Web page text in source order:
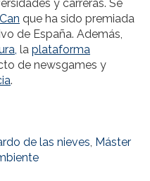
y carreras. Se
que ha sido premiada
de España. Además,
la plataforma
de newsgames y
.
de las nieves, Máster